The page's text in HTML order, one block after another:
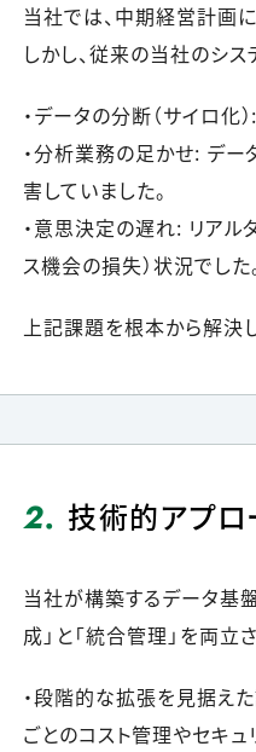
当社では、中期経営計画に
しかし、従来の当社のシ
・データの分断（サイロ
・分析業務の足かせ: デー
害していました。
・意思決定の遅れ: リアル
ス機会の損失）状況でした
上記課題を根本から解決
2. 技術的アプロ
当社が構築するデータ基
成」と「統合管理」を両立
・段階的な拡張を見据え
ごとのコスト管理やセキ